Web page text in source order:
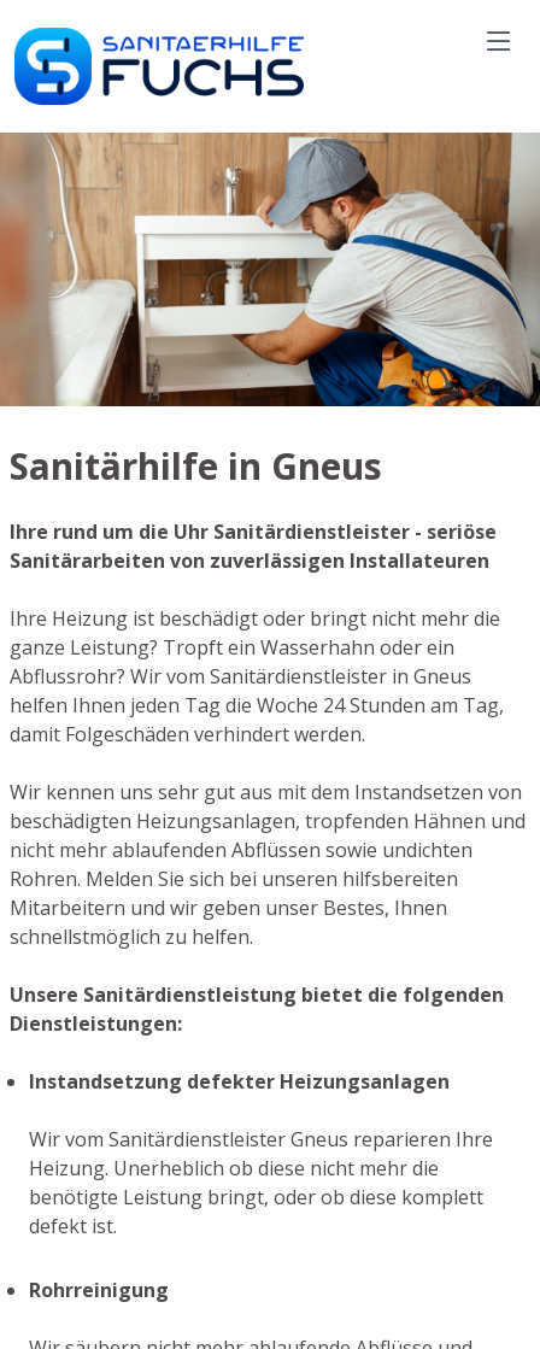
Sanitärhilfe in Gneus
Ihre rund um die Uhr Sanitärdienstleister - seriöse
Sanitärarbeiten von zuverlässigen Installateuren
Ihre Heizung ist beschädigt oder bringt nicht mehr die
ganze Leistung? Tropft ein Wasserhahn oder ein
Abflussrohr? Wir vom Sanitärdienstleister in Gneus
helfen Ihnen jeden Tag die Woche 24 Stunden am Tag,
damit Folgeschäden verhindert werden.
Wir kennen uns sehr gut aus mit dem Instandsetzen von
beschädigten Heizungsanlagen, tropfenden Hähnen und
nicht mehr ablaufenden Abflüssen sowie undichten
Rohren. Melden Sie sich bei unseren hilfsbereiten
Mitarbeitern und wir geben unser Bestes, Ihnen
schnellstmöglich zu helfen.
Unsere Sanitärdienstleistung bietet die folgenden
Dienstleistungen:
Instandsetzung defekter Heizungsanlagen
Wir vom Sanitärdienstleister Gneus reparieren Ihre
Heizung. Unerheblich ob diese nicht mehr die
benötigte Leistung bringt, oder ob diese komplett
defekt ist.
Rohrreinigung